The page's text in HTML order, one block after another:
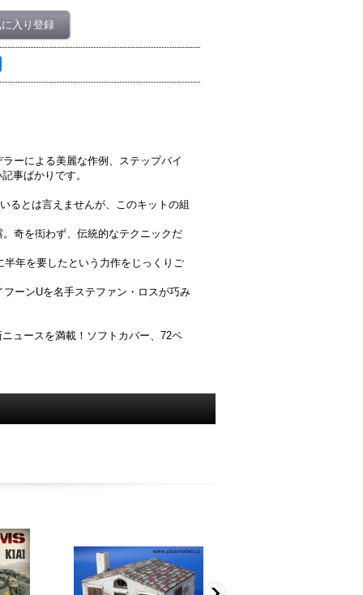
入り登録
ーによる美麗な作例、ステップバイ
事ばかりです。
るとは言えませんが、このキットの組
奇を衒わず、伝統的なテクニックだ
年を要したという力作をじっくりご
ーンUを名手ステファン・ロスが巧み
ュースを満載！ソフトカバー、72ペ